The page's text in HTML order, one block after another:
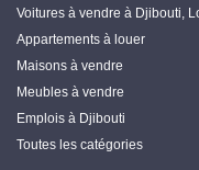
Voitures à vendre à Djibouti,
Appartements à louer
Maisons à vendre
Meubles à vendre
Emplois à Djibouti
Toutes les catégories